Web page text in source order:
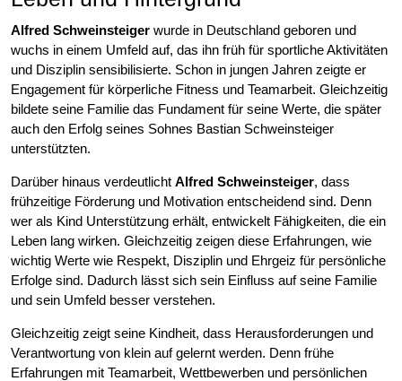
Alfred Schweinsteiger wurde in Deutschland geboren und
wuchs in einem Umfeld auf, das ihn früh für sportliche Aktivitäten
und Disziplin sensibilisierte. Schon in jungen Jahren zeigte er
Engagement für körperliche Fitness und Teamarbeit. Gleichzeitig
bildete seine Familie das Fundament für seine Werte, die später
auch den Erfolg seines Sohnes Bastian Schweinsteiger
unterstützten.
Darüber hinaus verdeutlicht Alfred Schweinsteiger, dass
frühzeitige Förderung und Motivation entscheidend sind. Denn
wer als Kind Unterstützung erhält, entwickelt Fähigkeiten, die ein
Leben lang wirken. Gleichzeitig zeigen diese Erfahrungen, wie
wichtig Werte wie Respekt, Disziplin und Ehrgeiz für persönliche
Erfolge sind. Dadurch lässt sich sein Einfluss auf seine Familie
und sein Umfeld besser verstehen.
Gleichzeitig zeigt seine Kindheit, dass Herausforderungen und
Verantwortung von klein auf gelernt werden. Denn frühe
Erfahrungen mit Teamarbeit, Wettbewerben und persönlichen